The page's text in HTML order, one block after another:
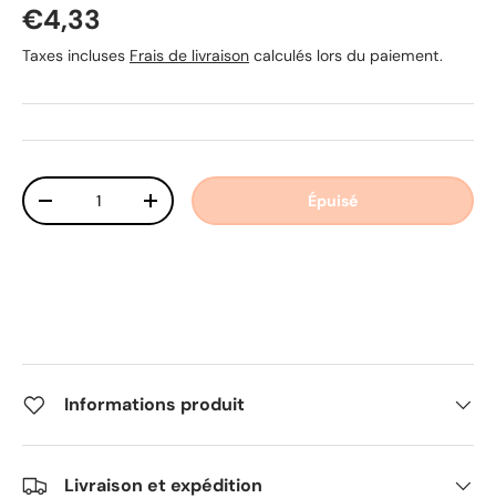
Prix habituel
€4,33
Taxes incluses Frais de livraison calculés lors du paiement.
Qté
Diminuer la quantitéAugmenter la quantitéÉpuisé
Informations produit
Livraison et expédition